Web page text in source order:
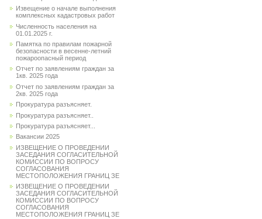
Извещение о начале выполнения
комплексных кадастровых работ
Численность населения на
01.01.2025 г.
Памятка по правилам пожарной
безопасности в весенне-летний
пожароопасный период
Отчет по заявлениям граждан за
1кв. 2025 года
Отчет по заявлениям граждан за
2кв. 2025 года
Прокуратура разъясняет.
Прокуратура разъясняет..
Прокуратура разъясняет...
Вакансии 2025
ИЗВЕЩЕНИЕ О ПРОВЕДЕНИИ
ЗАСЕДАНИЯ СОГЛАСИТЕЛЬНОЙ
КОМИССИИ ПО ВОПРОСУ
СОГЛАСОВАНИЯ
МЕСТОПОЛОЖЕНИЯ ГРАНИЦ ЗЕ
ИЗВЕЩЕНИЕ О ПРОВЕДЕНИИ
ЗАСЕДАНИЯ СОГЛАСИТЕЛЬНОЙ
КОМИССИИ ПО ВОПРОСУ
СОГЛАСОВАНИЯ
МЕСТОПОЛОЖЕНИЯ ГРАНИЦ ЗЕ